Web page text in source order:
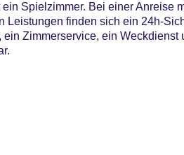
Spielzimmer. Bei einer Anreise
Leistungen finden sich ein 24h-
Zimmerservice, ein